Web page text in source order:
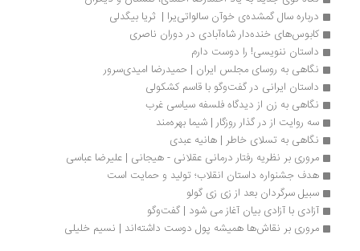
درباره سال گمشده‌ی خوآن سالواتی‌یرا |  ثریا بیگدلی
کابوس‌های خنده‌دار شاه‌آبادی در دوران ناصری
داستان ‌‌ننویسی! را دوست دارم
نگاهی به روسای مجلس ایران | حمیدرضا امیدی‌سرور
داستان ایرانی در گفت‌وگو با قاسم کشکولی
نگاهی به زن از دیدگاه فلسفه سیاسی غرب
سه روایت از در گذار روزگار | شيما بهره‌مند
نگاهی به تسلای خاطر | هانیه عبدی
مروری بر نظریه رفتار درمانی عقلانی - هیجانی | علیرضا عباسی
هدف جشنواره داستان انقلاب؛ تولید و حمایت است
سبیل سرگردان بعد از زی زی گولو
آزادی با آزادی بیان آغاز می شود | گفت‌وگو
مروری بر نقاش‌ها همیشه پول دوست داشته‌اند | نسیم خلیلی